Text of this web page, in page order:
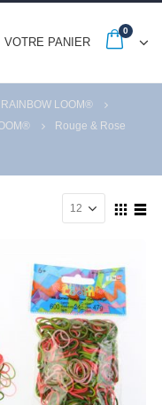
VOTRE PANIER
0
RAINBOW LOOM®
Rouge & Rose